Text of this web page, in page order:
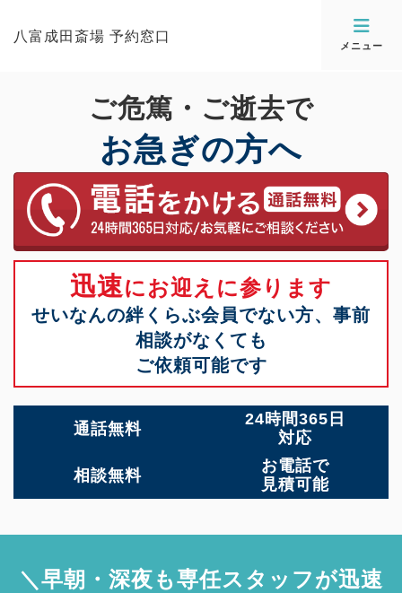
八富成田斎場 予約窓口
メニュー
ご危篤・ご逝去で
お急ぎの方へ
迅速にお迎えに参ります
せいなんの絆くらぶ会員でない方、事前
相談がなくても
ご依頼可能です
通話無料
24時間365日
対応
相談無料
お電話で
見積可能
＼早朝・深夜も専任スタッフが迅速